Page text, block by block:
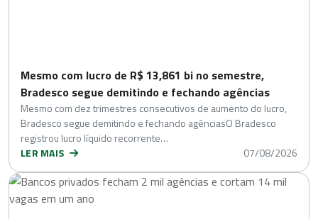
Mesmo com lucro de R$ 13,861 bi no semestre,
Bradesco segue demitindo e fechando agências
Mesmo com dez trimestres consecutivos de aumento do lucro,
Bradesco segue demitindo e fechando agênciasO Bradesco
registrou lucro líquido recorrente…
LER MAIS
07/08/2026